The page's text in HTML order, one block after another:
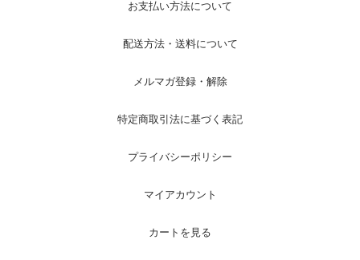
お支払い方法について
配送方法・送料について
メルマガ登録・解除
特定商取引法に基づく表記
プライバシーポリシー
マイアカウント
カートを見る